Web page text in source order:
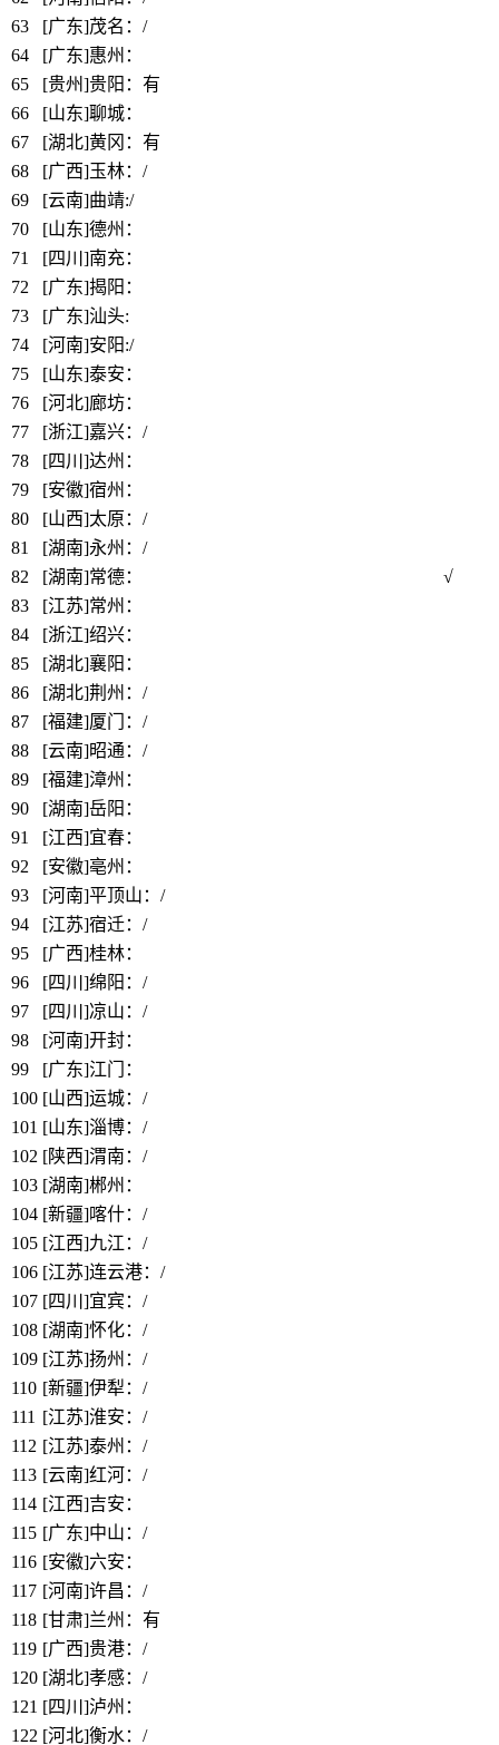
63
[广东]茂名：/
64
[广东]惠州：
65
[贵州]贵阳：有
66
[山东]聊城：
67
[湖北]黄冈：有
68
[广西]玉林： /
69
[云南]曲靖:/
70
[山东]德州：
71
[四川]南充：
72
[广东]揭阳：
73
[广东]汕头:
74
[河南]安阳:/
75
[山东]泰安：
76
[河北]廊坊：
77
[浙江]嘉兴： /
78
[四川]达州：
79
[安徽]宿州：
80
[山西]太原：/
81
[湖南]永州：/
82
[湖南]常德：
√
83
[江苏]常州：
84
[浙江]绍兴：
85
[湖北]襄阳：
86
[湖北]荆州： /
87
[福建]厦门： /
88
[云南]昭通： /
89
[福建]漳州：
90
[湖南]岳阳：
91
[江西]宜春：
92
[安徽]亳州：
93
[河南]平顶山：/
94
[江苏]宿迁： /
95
[广西]桂林：
96
[四川]绵阳：/
97
[四川]凉山：/
98
[河南]开封：
99
[广东]江门：
100 [山西]运城：/
101 [山东]淄博：/
102 [陕西]渭南：/
103 [湖南]郴州：
104 [新疆]喀什：/
105 [江西]九江：/
106 [江苏]连云港：/
107 [四川]宜宾：/
108 [湖南]怀化：/
109 [江苏]扬州：/
110 [新疆]伊犁：/
111 [江苏]淮安：/
112 [江苏]泰州：/
113 [云南]红河：/
114 [江西]吉安：
115 [广东]中山：/
116 [安徽]六安：
117 [河南]许昌：/
118 [甘肃]兰州：有
119 [广西]贵港：/
120 [湖北]孝感：/
121 [四川]泸州：
122 [河北]衡水：/